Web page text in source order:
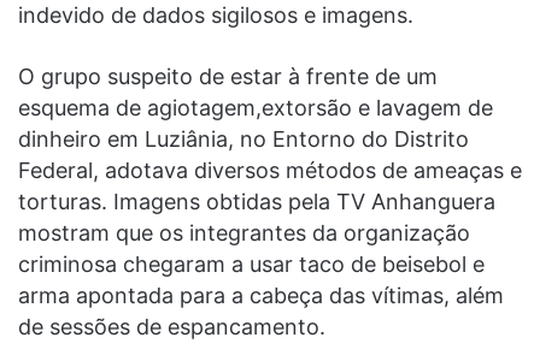
indevido de dados sigilosos e imagens.
O grupo suspeito de estar à frente de um
esquema de agiotagem,extorsão e lavagem de
dinheiro em Luziânia, no Entorno do Distrito
Federal, adotava diversos métodos de ameaças e
torturas. Imagens obtidas pela TV Anhanguera
mostram que os integrantes da organização
criminosa chegaram a usar taco de beisebol e
arma apontada para a cabeça das vítimas, além
de sessões de espancamento.